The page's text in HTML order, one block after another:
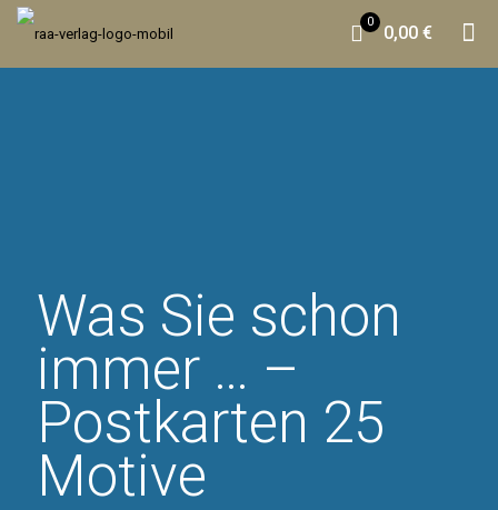
0
0,00 €
Was Sie schon
immer … –
Postkarten 25
Motive